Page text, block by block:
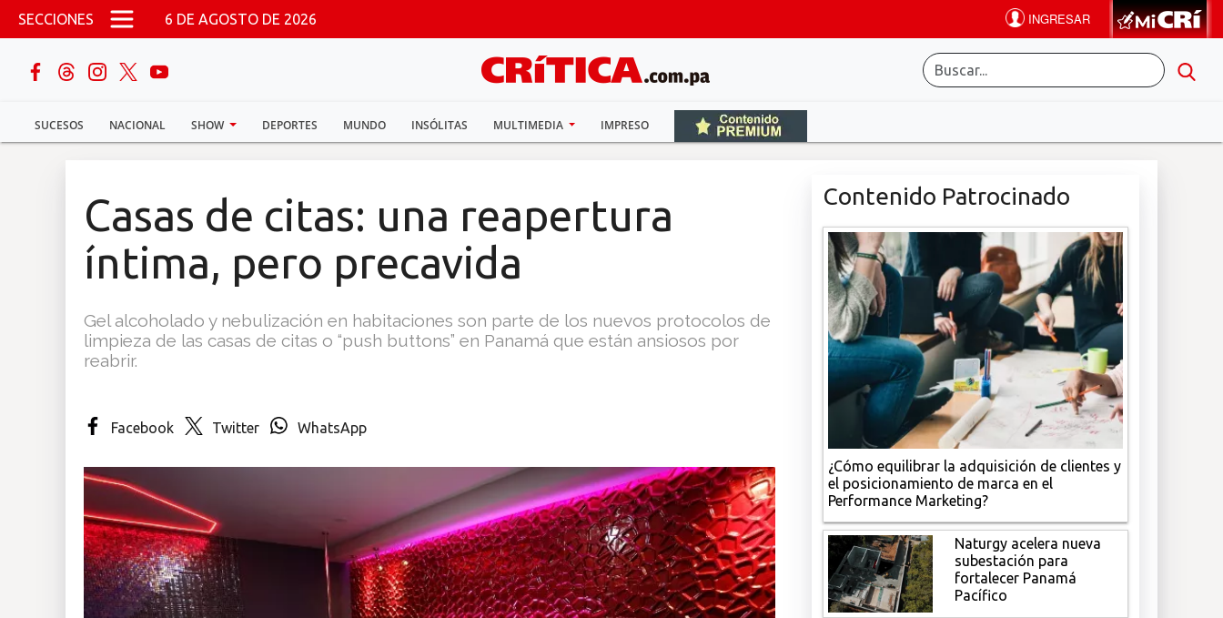
Pasar al contenido principal
SECCIONES 6 DE AGOSTO DE 2026
SUCESOS NACIONAL SHOW DEPORTES MUNDO INSÓLITAS MULTIMEDIA IMPRESO
buscar
Sucesos
Casas de citas: una reapertura
íntima, pero precavida
Gel alcoholado y nebulización en habitaciones son parte de los nuevos protocolos de
limpieza de las casas de citas o “push buttons” en Panamá que están ansiosos por
reabrir.
Facebook Twitter WhatsApp
Contenido Patrocinado
¿Cómo equilibrar la adquisición de clientes y
el posicionamiento de marca en el
Performance Marketing?
Naturgy acelera nueva
subestación para
fortalecer Panamá
Pacífico